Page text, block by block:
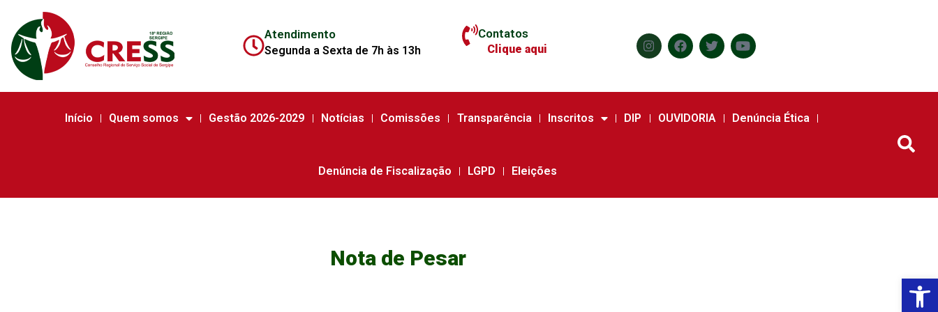
Atendimento
Segunda a Sexta de 7h às 13h
Contatos
Clique aqui
Início Quem somos Gestão 2026-2029 Notícias Comissões Transparência Inscritos DIP OUVIDORIA Denúncia Ética
Denúncia de Fiscalização LGPD Eleições
Nota de Pesar